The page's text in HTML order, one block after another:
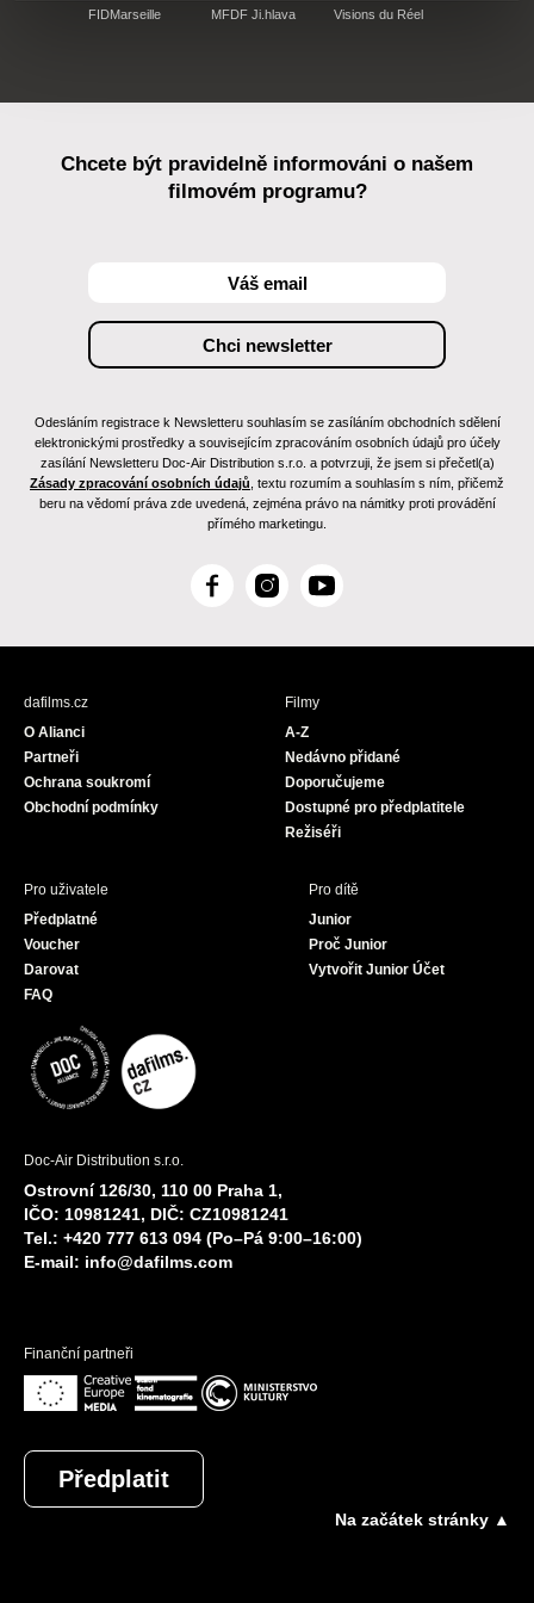
FIDMarseille MFDF Ji.hlava Visions du Réel
Chcete být pravidelně informováni o našem
filmovém programu?
Odesláním registrace k Newsletteru souhlasím se zasíláním obchodních sdělení
elektronickými prostředky a souvisejícím zpracováním osobních údajů pro účely
zasílání Newsletteru Doc-Air Distribution s.r.o. a potvrzuji, že jsem si přečetl(a)
Zásady zpracování osobních údajů , textu rozumím a souhlasím s ním, přičemž
beru na vědomí práva zde uvedená, zejména právo na námitky proti provádění
přímého marketingu.
F
c
I
s
Y
u
dafilms.cz
O Alianci
Partneři
Ochrana soukromí
Obchodní podmínky
Filmy
A-Z
Nedávno přidané
Doporučujeme
Dostupné pro předplatitele
Režiséři
Pro uživatele
Předplatné
Voucher
Darovat
FAQ
Pro dítě
Junior
Proč Junior
Vytvořit Junior Účet
Doc-Air Distribution s.r.o.
Ostrovní 126/30, 110 00 Praha 1,
IČO: 10981241, DIČ: CZ10981241
Tel.: +420 777 613 094 (Po–Pá 9:00–16:00)
E-mail: info@dafilms.com
Finanční partneři
Předplatit
Na začátek stránky ▲